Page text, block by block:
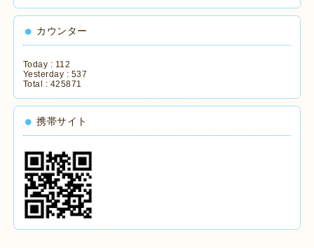
カウンター
Today : 112
Yesterday : 537
Total : 425871
携帯サイト